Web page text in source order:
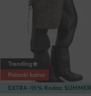
EXTRA -15% Kodas: SUMMER
Trending
Palanki kaina